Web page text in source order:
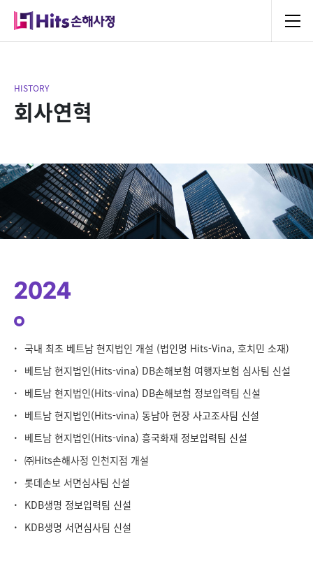
HISTORY
회사연혁
2024
· 국내 최초 베트남 현지법인 개설 (법인명 Hits-Vina, 호치민 소재)
· 베트남 현지법인(Hits-vina) DB손해보험 여행자보험 심사팀 신설
· 베트남 현지법인(Hits-vina) DB손해보험 정보입력팀 신설
· 베트남 현지법인(Hits-vina) 동남아 현장 사고조사팀 신설
· 베트남 현지법인(Hits-vina) 흥국화재 정보입력팀 신설
· ㈜Hits손해사정 인천지점 개설
· 롯데손보 서면심사팀 신설
· KDB생명 정보입력팀 신설
· KDB생명 서면심사팀 신설